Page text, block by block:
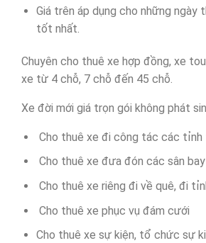
Giá trên áp dụng cho những ngày
tốt nhất.
Chuyên cho thuê xe hợp đồng, xe
xe từ 4 chỗ, 7 chỗ đến 45 chỗ.
Xe đời mới giá trọn gói không phát
Cho thuê xe đi công tác các
Cho thuê xe đưa đón các sân
Cho thuê xe riêng đi về quê, đi
Cho thuê xe phục vụ đám cưới
Cho thuê xe sự kiện, tổ chức sự